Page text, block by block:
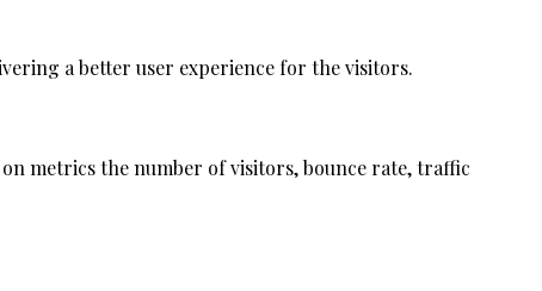
a better user experience for the visitors.
metrics the number of visitors, bounce rate, traffic